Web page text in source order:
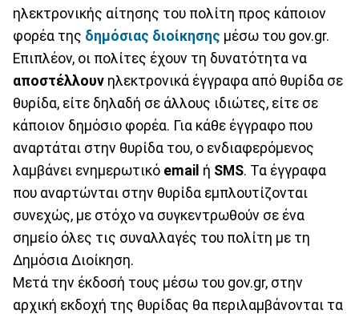
ηλεκτρονικής αίτησης του πολίτη προς κάποιον
φορέα της δημόσιας διοίκησης μέσω του gov.gr.
Επιπλέον, οι πολίτες έχουν τη δυνατότητα να
αποστέλλουν ηλεκτρονικά έγγραφα από θυρίδα σε
θυρίδα, είτε δηλαδή σε άλλους ιδιώτες, είτε σε
κάποιον δημόσιο φορέα. Για κάθε έγγραφο που
αναρτάται στην θυρίδα του, ο ενδιαφερόμενος
λαμβάνει ενημερωτικό email ή SMS. Τα έγγραφα
που αναρτώνται στην θυρίδα εμπλουτίζονται
συνεχώς, με στόχο να συγκεντρωθούν σε ένα
σημείο όλες τις συναλλαγές του πολίτη με τη
Δημόσια Διοίκηση.
Μετά την έκδοσή τους μέσω του gov.gr, στην
αρχική εκδοχή της θυρίδας θα περιλαμβάνονται τα